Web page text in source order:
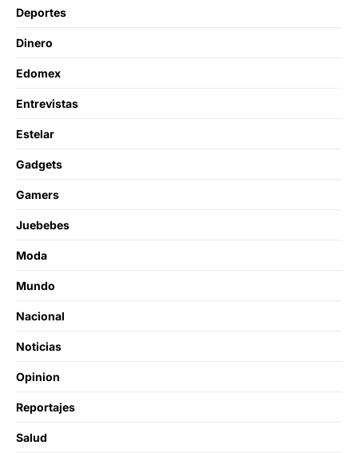
Deportes
Dinero
Edomex
Entrevistas
Estelar
Gadgets
Gamers
Juebebes
Moda
Mundo
Nacional
Noticias
Opinion
Reportajes
Salud